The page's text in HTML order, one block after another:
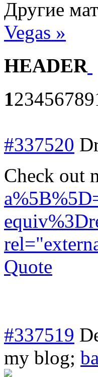
Другие
Vegas »
HEADER
123456789
#337520
Check out
Quote
#337519
my blog;